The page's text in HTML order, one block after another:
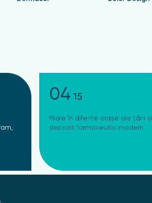
04 15
filiale în diferite orașe ale țării și
depozit farmaceutic modern